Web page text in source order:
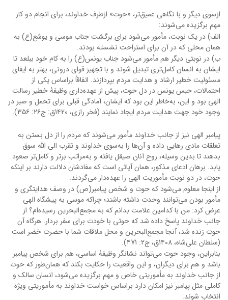
ازسوی دیگر و با نگاهی عمیق‌تر، «حوت» ازطرف خداوند، برای انجام دو کار
مهم برگزیده می‌شوند:
الف) در یک نوبت، مأمور می‌شود برای برگشت جناب موسی و یوشع(ع) به
همان محلی که در آن برای استراحت نشسته بودند.
ب) در نوبتی دیگر هم مأمور می‌شود جناب یونس(ع) را به کام خود ببلعد تا
ایشان به انسان کامل‌تری تبدیل شوند و با تجهیز قوای درونی، بهتر به ایفای
مسئولیت خطیر ارشاد و هدایت مردم بپردازند. اتفاقاً براساس یکی از
احتمالات، حبس یونس در دل حوت، پیش از عهده‌داری وظیفۀ خطیر رسالت
الهی بود و این، به‌خاطر این بود که ایشان، آمادگی قبلی برای تحمل و صبر در
وجود خود جهت هدایت مردم ایجاد نمایند (فخر رازی، 1۴20ق: ج2۶: 3۵۶).
پیامبر الهی نیز از جانب خداوند مأمور می‌شوند که مردم را از دل بستن به
تعلقات مادی رهایی داده و آن‌ها را به‌سوی خداوند و تقرب الی الله سوق
بدهند تا بدین وسیله، روح آنان صیقل یافته و به‌مراتب برتر و کامل‌تر صعود
یابد. برهان ادعای مذکور، همان آیاتی است که مفادشان دلالت دارند بر اینکه
حوت، در دو نوبت مأموریت الهی را عهده‌دار می‌گردند.
از اینجا معلوم می‌شود که حوت و شخص پیامبر(ص) در وصف هدایتگری و
مأمور بودن می‌توانند وحدت داشته باشند؛ چراکه موسی به پیشگاه الهی
عرض کرد: من با کدامین علامت بدانم که به مجمع‌البحرین رسیده‌ام؟ از
جانب خداوند پاسخ داده شد که حوتی با خودت برای سفر بردار. هرگاه آن
حوت زنده شد، آنجا مجمع‌البحرین و محل ملاقات شما با حضرت خضر است
(سلطان علی‌شاه، 1۴08ق، ج2: ۴71).
بنابراین، وجود حوت می‌تواند نشانگر وظیفۀ اساسی، هم برای شخص پیامبر
باشد و هم برای دیگران، و این واقعیت را حکایت بکند که همان‌طور که حوت
از جانب خداوند به مأموریتی خاص و مهم برگزیده می‌شود، انسان سالک و
کاملی مثل پیامبر نیز امکان دارد براساس خواست خداوند به مأموریتی ویژه
انتخاب شوند.